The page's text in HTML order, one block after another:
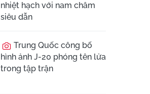
nhiệt hạch với nam châm
siêu dẫn
Trung Quốc công bố
hình ảnh J-20 phóng tên lửa
trong tập trận